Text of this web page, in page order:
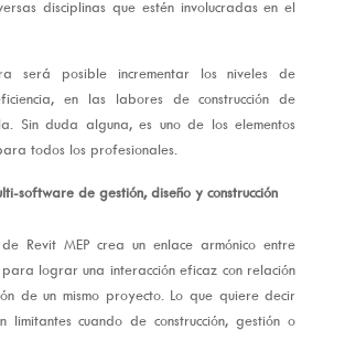
disciplinas que estén involucradas en el
será posible incrementar los niveles de
en las labores de construcción de
Sin duda alguna, es uno de los elementos
todos los profesionales.
software de gestión, diseño y construcción
Revit MEP crea un enlace armónico entre
lograr una interacción eficaz con relación
de un mismo proyecto. Lo que quiere decir
limitantes cuando de construcción, gestión o